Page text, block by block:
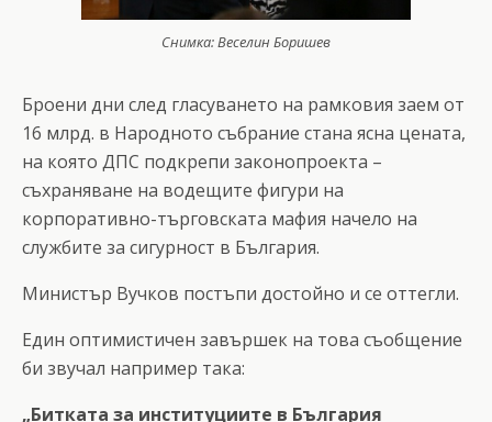
Снимка: Веселин Боришев
Броени дни след гласуването на рамковия заем от
16 млрд. в Народното събрание стана ясна цената,
на която ДПС подкрепи законопроекта –
съхраняване на водещите фигури на
корпоративно-търговската мафия начело на
службите за сигурност в България.
Министър Вучков постъпи достойно и се оттегли.
Един оптимистичен завършек на това съобщение
би звучал например така:
„Битката за институциите в България